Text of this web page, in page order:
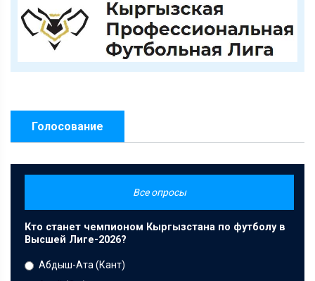
Голосование
Все опросы
Кто станет чемпионом Кыргызстана по футболу в
Высшей Лиге-2026?
Абдыш-Ата (Кант)